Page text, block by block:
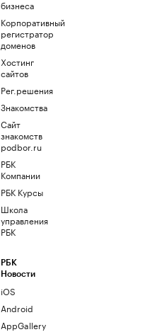
бизнеса
Корпоративный
регистратор
доменов
Хостинг
сайтов
Рег.решения
Знакомства
Сайт
знакомств
podbor.ru
РБК
Компании
РБК Курсы
Школа
управления
РБК
РБК
Новости
iOS
Android
AppGallery